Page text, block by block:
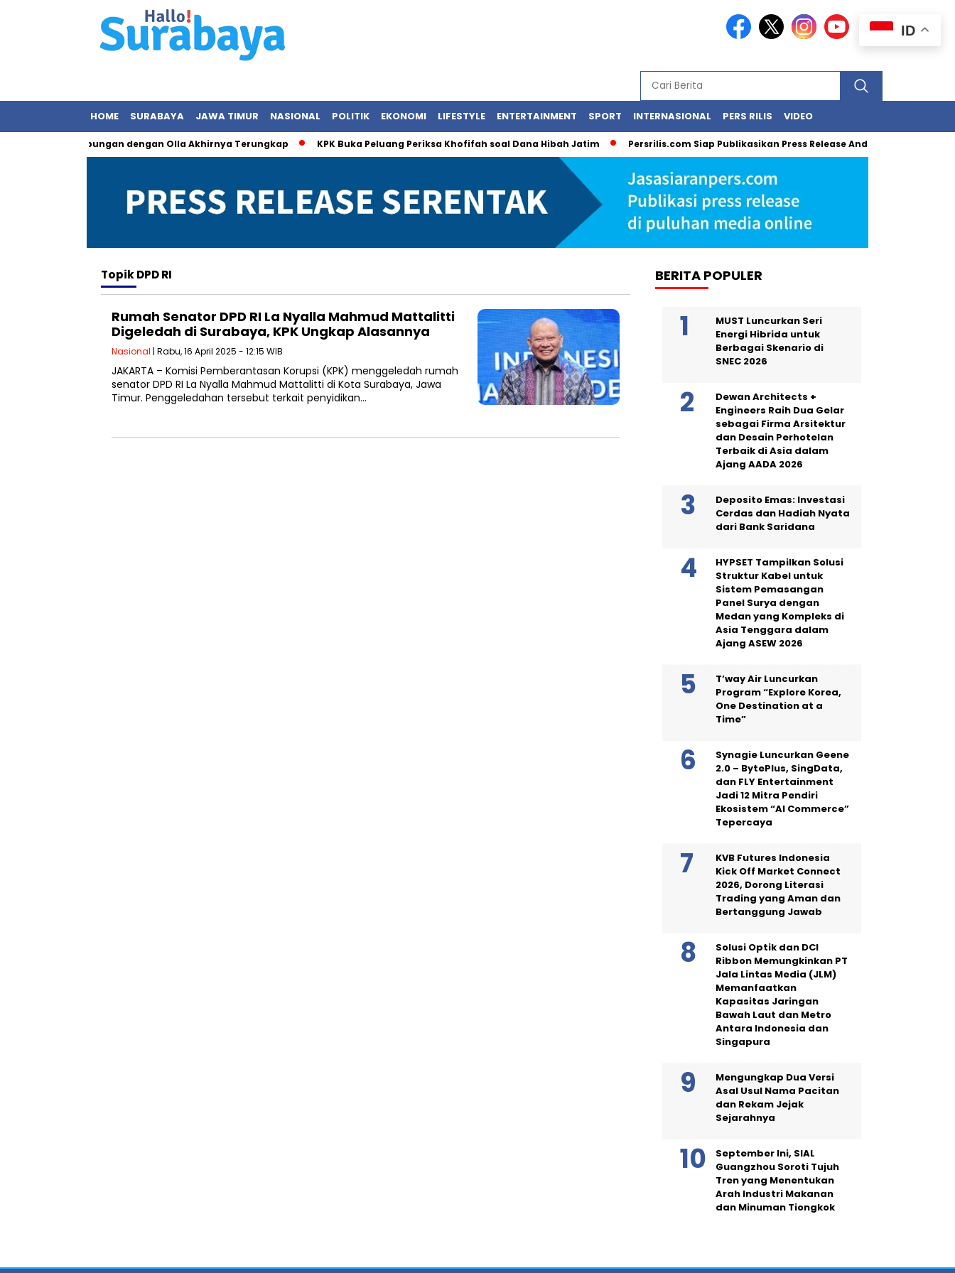
HOME SURABAYA JAWA TIMUR NASIONAL POLITIK EKONOMI LIFESTYLE ENTERTAINMENT SPORT INTERNASIONAL PERS RILIS VIDEO
Status Hubungan dengan Olla Akhirnya Terungkap KPK Buka Peluang Periksa Khofifah soal Dana Hibah Jatim Persrilis.com Siap Publikasikan Press Release Anda, Jika Ingin Tampil
TopikDPD RI
Rumah Senator DPD RI La Nyalla Mahmud Mattalitti
Digeledah di Surabaya, KPK Ungkap Alasannya
Nasional | Rabu, 16 April 2025 - 12:15 WIB
JAKARTA – Komisi Pemberantasan Korupsi (KPK) menggeledah rumah
senator DPD RI La Nyalla Mahmud Mattalitti di Kota Surabaya, Jawa
Timur. Penggeledahan tersebut terkait penyidikan…
BERITA POPULER
MUST Luncurkan Seri
Energi Hibrida untuk
Berbagai Skenario di
SNEC 2026
Dewan Architects +
Engineers Raih Dua Gelar
sebagai Firma Arsitektur
dan Desain Perhotelan
Terbaik di Asia dalam
Ajang AADA 2026
Deposito Emas: Investasi
Cerdas dan Hadiah Nyata
dari Bank Saridana
HYPSET Tampilkan Solusi
Struktur Kabel untuk
Sistem Pemasangan
Panel Surya dengan
Medan yang Kompleks di
Asia Tenggara dalam
Ajang ASEW 2026
T’way Air Luncurkan
Program “Explore Korea,
One Destination at a
Time”
Synagie Luncurkan Geene
2.0 – BytePlus, SingData,
dan FLY Entertainment
Jadi 12 Mitra Pendiri
Ekosistem “AI Commerce”
Tepercaya
KVB Futures Indonesia
Kick Off Market Connect
2026, Dorong Literasi
Trading yang Aman dan
Bertanggung Jawab
Solusi Optik dan DCI
Ribbon Memungkinkan PT
Jala Lintas Media (JLM)
Memanfaatkan
Kapasitas Jaringan
Bawah Laut dan Metro
Antara Indonesia dan
Singapura
Mengungkap Dua Versi
Asal Usul Nama Pacitan
dan Rekam Jejak
Sejarahnya
September Ini, SIAL
Guangzhou Soroti Tujuh
Tren yang Menentukan
Arah Industri Makanan
dan Minuman Tiongkok
ID